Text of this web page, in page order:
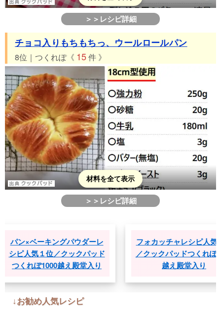
＞＞レシピ詳細
チョコ入りもちもちっ、ウールロールパン
8位｜つくれぽ《 15件 》
材料を全て表示
＞＞レシピ詳細
×ベーキングパウダーレ
人気１位／クックパッド
れぽ1000越え殿堂入り
フォカッチャレシピ人気１位
／クックパッドつくれぽ1000
越え殿堂入り
↓お勧め人気レシピ